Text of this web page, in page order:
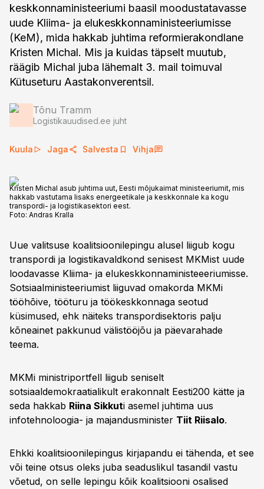
keskkonnaministeeriumi baasil moodustatavasse
uude Kliima- ja elukeskkonnaministeeriumisse
(KeM), mida hakkab juhtima reformierakondlane
Kristen Michal. Mis ja kuidas täpselt muutub,
räägib Michal juba lähemalt 3. mail toimuval
Kütuseturu Aastakonverentsil.
Tõnu Tramm
Logistikauudised.ee juht
Kuula Jaga Salvesta Vihja
Kristen Michal asub juhtima uut, Eesti mõjukaimat ministeeriumit, mis
hakkab vastutama lisaks energeetikale ja keskkonnale ka kogu
transpordi- ja logistikasektori eest.
Foto: Andras Kralla
Uue valitsuse koalitsioonilepingu alusel liigub kogu
transpordi ja logistikavaldkond senisest MKMist uude
loodavasse Kliima- ja elukeskkonnaministeeeriumisse.
Sotsiaalministeeriumist liiguvad omakorda MKMi
tööhõive, tööturu ja töökeskkonnaga seotud
küsimused, ehk näiteks transpordisektoris palju
kõneainet pakkunud välistööjõu ja päevarahade
teema.
MKMi ministriportfell liigub seniselt
sotsiaaldemokraatialikult erakonnalt Eesti200 kätte ja
seda hakkab Riina Sikkuti asemel juhtima uus
infotehnoloogia- ja majandusminister Tiit Riisalo.
Ehkki koalitsioonilepingus kirjapandu ei tähenda, et see
või teine otsus oleks juba seaduslikul tasandil vastu
võetud, on selle lepingu kõik koalitsiooni osalised